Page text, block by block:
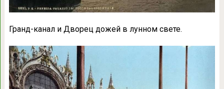
Гранд-канал и Дворец дожей в лунном свете.